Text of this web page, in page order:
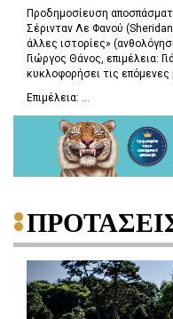
Προδημοσίευση
Σέρινταν Λε Φανού
άλλες ιστορίες»
Γιώργος Θάνος, επιμέλεια:
κυκλοφορήσει τις
Επιμέλεια: ...